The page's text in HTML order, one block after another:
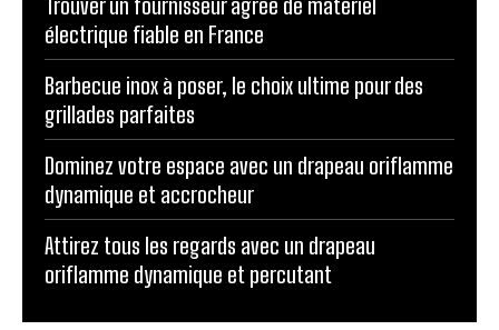
Trouver un fournisseur agréé de matériel
électrique fiable en France
Barbecue inox à poser, le choix ultime pour des
grillades parfaites
Dominez votre espace avec un drapeau oriflamme
dynamique et accrocheur
Attirez tous les regards avec un drapeau
oriflamme dynamique et percutant